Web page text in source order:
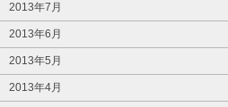
2013年7月
2013年6月
2013年5月
2013年4月